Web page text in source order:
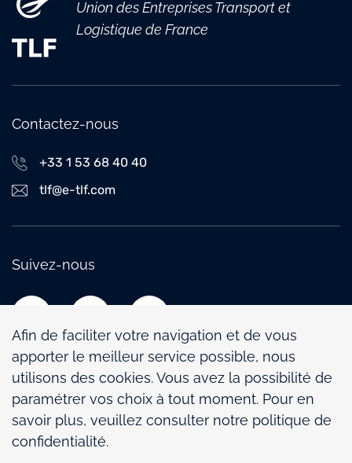
Union des Entreprises Transport et
Logistique de France
Contactez-nous
+33 1 53 68 40 40
tlf@e-tlf.com
Suivez-nous
Politique de confidentialité
Mentions légales
Afin de faciliter votre navigation et de vous
apporter le meilleur service possible, nous
utilisons des cookies. Vous avez la possibilité de
paramétrer vos choix à tout moment. Pour en
savoir plus, veuillez consulter notre politique de
confidentialité.